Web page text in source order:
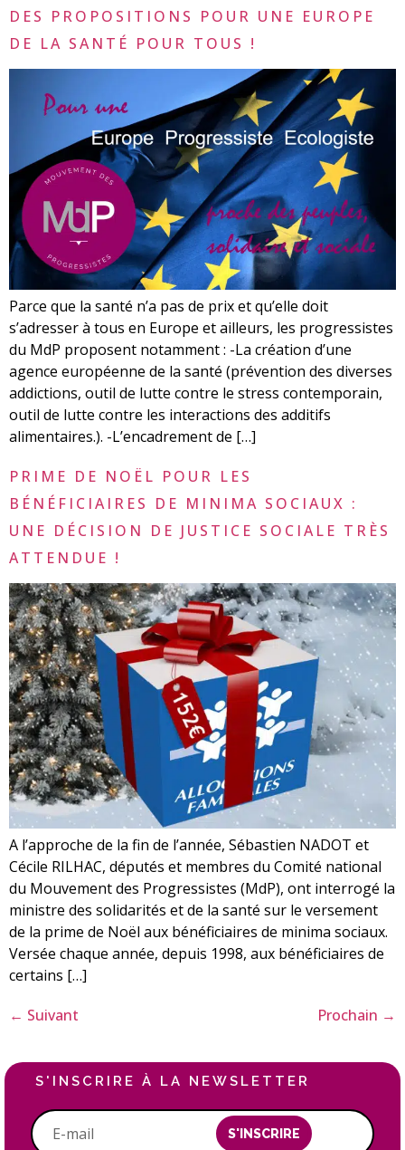
DES PROPOSITIONS POUR UNE EUROPE
DE LA SANTÉ POUR TOUS !
Parce que la santé n’a pas de prix et qu’elle doit
s’adresser à tous en Europe et ailleurs, les progressistes
du MdP proposent notamment : -La création d’une
agence européenne de la santé (prévention des diverses
addictions, outil de lutte contre le stress contemporain,
outil de lutte contre les interactions des additifs
alimentaires.). -L’encadrement de […]
PRIME DE NOËL POUR LES
BÉNÉFICIAIRES DE MINIMA SOCIAUX :
UNE DÉCISION DE JUSTICE SOCIALE TRÈS
ATTENDUE !
A l’approche de la fin de l’année, Sébastien NADOT et
Cécile RILHAC, députés et membres du Comité national
du Mouvement des Progressistes (MdP), ont interrogé la
ministre des solidarités et de la santé sur le versement
de la prime de Noël aux bénéficiaires de minima sociaux.
Versée chaque année, depuis 1998, aux bénéficiaires de
certains […]
← Suivant Prochain →
S'INSCRIRE À LA NEWSLETTER
S'INSCRIRE